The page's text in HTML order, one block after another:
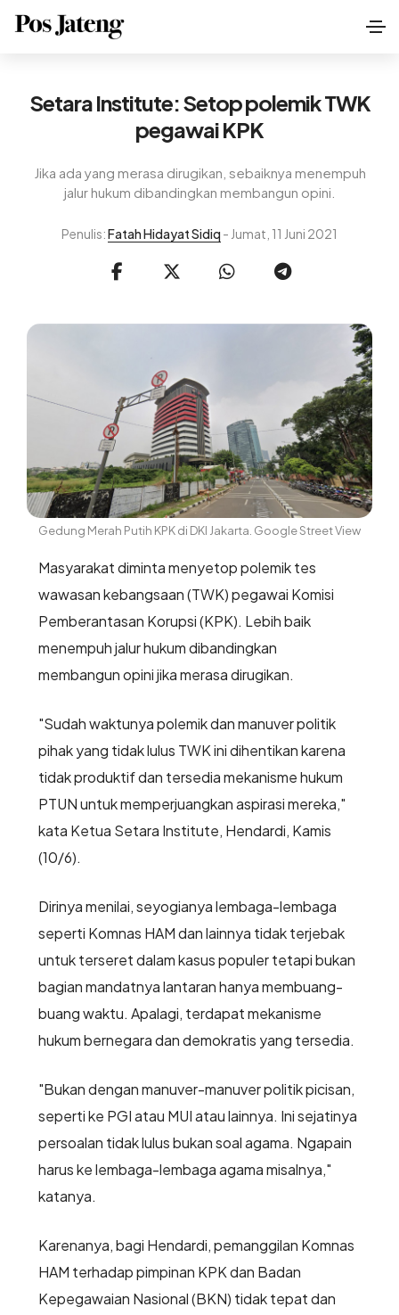
Setara Institute: Setop polemik TWK
pegawai KPK
Jika ada yang merasa dirugikan, sebaiknya menempuh
jalur hukum dibandingkan membangun opini.
Penulis:Fatah Hidayat Sidiq - Jumat, 11 Juni 2021
Gedung Merah Putih KPK di DKI Jakarta. Google Street View
Masyarakat diminta menyetop polemik tes
wawasan kebangsaan (TWK) pegawai Komisi
Pemberantasan Korupsi (KPK). Lebih baik
menempuh jalur hukum dibandingkan
membangun opini jika merasa dirugikan.
"Sudah waktunya polemik dan manuver politik
pihak yang tidak lulus TWK ini dihentikan karena
tidak produktif dan tersedia mekanisme hukum
PTUN untuk memperjuangkan aspirasi mereka,"
kata Ketua Setara Institute, Hendardi, Kamis
(10/6).
Dirinya menilai, seyogianya lembaga-lembaga
seperti Komnas HAM dan lainnya tidak terjebak
untuk terseret dalam kasus populer tetapi bukan
bagian mandatnya lantaran hanya membuang-
buang waktu. Apalagi, terdapat mekanisme
hukum bernegara dan demokratis yang tersedia.
"Bukan dengan manuver-manuver politik picisan,
seperti ke PGI atau MUI atau lainnya. Ini sejatinya
persoalan tidak lulus bukan soal agama. Ngapain
harus ke lembaga-lembaga agama misalnya,"
katanya.
Karenanya, bagi Hendardi, pemanggilan Komnas
HAM terhadap pimpinan KPK dan Badan
Kepegawaian Nasional (BKN) tidak tepat dan